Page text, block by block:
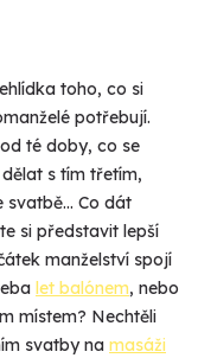
toho, co si
potřebují.
té doby, co se
s tím třetím,
svatbě... Co dát
si představit lepší
manželství spojí
let balónem, nebo
místem? Nechtěli
svatby na masáži